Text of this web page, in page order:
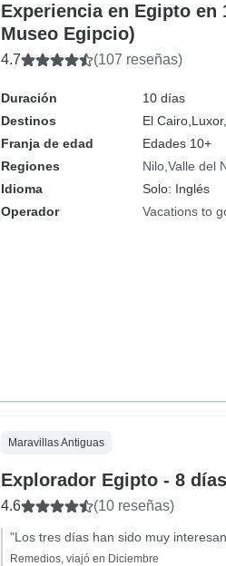
Experiencia en Egipto en
Museo Egipcio)
4.7 (107 reseñas)
Duración
10 días
Destinos
El Cairo, Luxor,
Franja de edad
Edades 10+
Regiones
Nilo Valle del
Idioma
Solo: Inglés
Operador
Vacations to
Maravillas Antiguas
Explorador Egipto - 8
4.6 (10 reseñas)
"Los tres días han sido muy
Remedios, viajó en Diciembre